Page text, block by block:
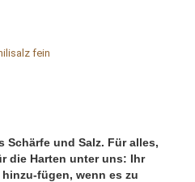
Schärfe und Salz. Für alles,
die Harten unter uns: Ihr
fügen, wenn es zu